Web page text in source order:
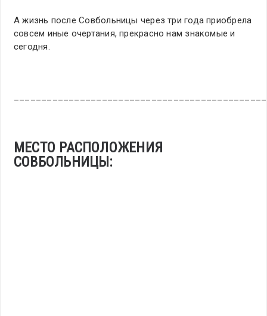
А жизнь после Совбольницы через три года приобрела
совсем иные очертания, прекрасно нам знакомые и
сегодня.
МЕСТО РАСПОЛОЖЕНИЯ
СОВБОЛЬНИЦЫ: